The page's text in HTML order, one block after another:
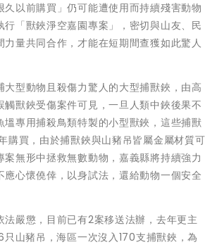
久以前購買」仍可能遭使用而持續殘害動物
行「獸鋏淨空嘉園專案」，密切與山友、民
力量共同合作，才能在短期間查獲如此驚人
大型動物且殺傷力驚人的大型捕獸鋏，由高
觸獸鋏受傷案件可見，一旦人類中鋏後果不
塭專用捕殺鳥類特製的小型獸鋏，這些捕獸
購買，由於捕獸鋏與山豬吊皆屬金屬材質可
案無形中拯救無數動物，嘉義縣將持續強力
應心懷僥倖，以身試法，還給動物一個安全
法嚴懲，目前已有2案移送法辦，去年更主
只山豬吊，海區一次沒入170支捕獸鋏，為